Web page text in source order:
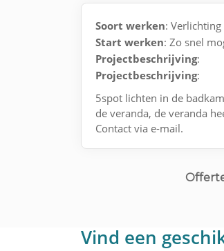
Soort werken: Verlichting
Start werken: Zo snel
Projectbeschrijving:
Projectbeschrijving:
5spot lichten in de
de veranda, de veranda
Contact via e-mail.
Vind een